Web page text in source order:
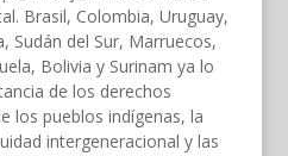
Brasil, Colombia, Uruguay,
Sudán del Sur, Marruecos,
Bolivia y Surinam ya lo
de los derechos
los pueblos indígenas, la
intergeneracional y las